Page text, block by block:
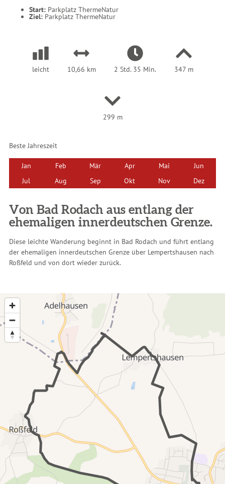
:
Start: Parkplatz ThermeNatur
Ziel: Parkplatz ThermeNatur
leicht 10,66 km 2 Std. 35 Min. 347 m
299 m
Beste Jahreszeit
Jan Feb Mär Apr Mai
Jun
Jul
Aug Sep Okt Nov Dez
Von Bad Rodach aus entlang der
ehemaligen innerdeutschen Grenze.
Diese leichte Wanderung beginnt in Bad Rodach und führt entlang
der ehemaligen innerdeutschen Grenze über Lempertshausen nach
Roßfeld und von dort wieder zurück.